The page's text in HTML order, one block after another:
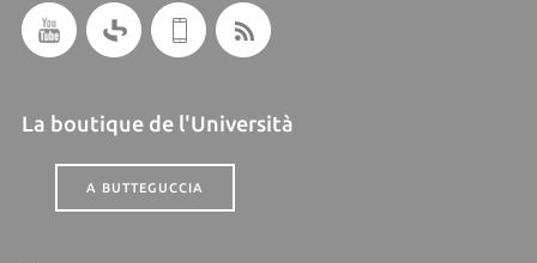
La boutique de l'Università
A BUTTEGUCCIA